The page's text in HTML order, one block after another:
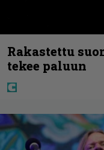
Rakastettu
tekee paluun